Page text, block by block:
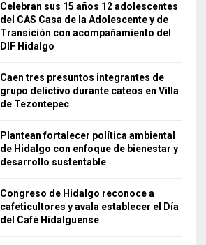
Celebran sus 15 años 12 adolescentes
del CAS Casa de la Adolescente y de
Transición con acompañamiento del
DIF Hidalgo
Caen tres presuntos integrantes de
grupo delictivo durante cateos en Villa
de Tezontepec
Plantean fortalecer política ambiental
de Hidalgo con enfoque de bienestar y
desarrollo sustentable
Congreso de Hidalgo reconoce a
cafeticultores y avala establecer el Día
del Café Hidalguense